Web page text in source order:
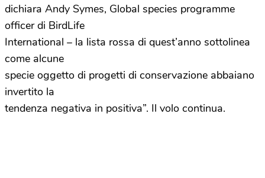
dichiara Andy Symes, Global species programme
officer di BirdLife
International – la lista rossa di quest’anno sottolinea
come alcune
specie oggetto di progetti di conservazione abbaiano
invertito la
tendenza negativa in positiva”. Il volo continua.